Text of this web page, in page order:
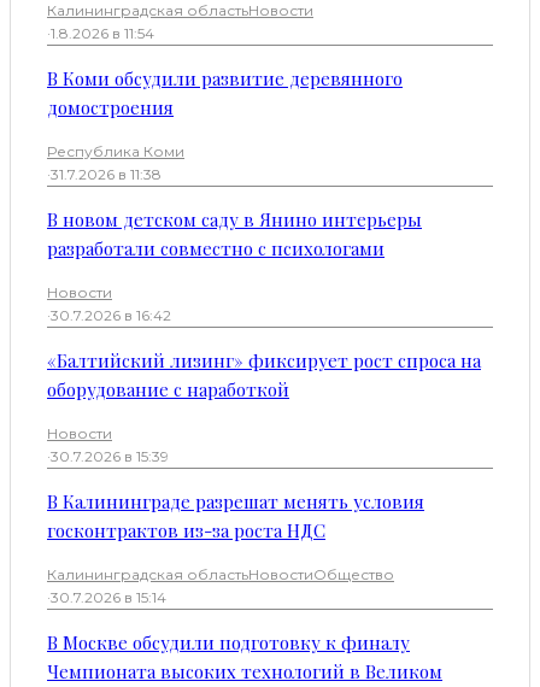
Калининградская областьНовости
·1.8.2026 в 11:54
В Коми обсудили развитие деревянного
домостроения
Республика Коми
·31.7.2026 в 11:38
В новом детском саду в Янино интерьеры
разработали совместно с психологами
Новости
·30.7.2026 в 16:42
«Балтийский лизинг» фиксирует рост спроса на
оборудование с наработкой
Новости
·30.7.2026 в 15:39
В Калининграде разрешат менять условия
госконтрактов из-за роста НДС
Калининградская областьНовостиОбщество
·30.7.2026 в 15:14
В Москве обсудили подготовку к финалу
Чемпионата высоких технологий в Великом